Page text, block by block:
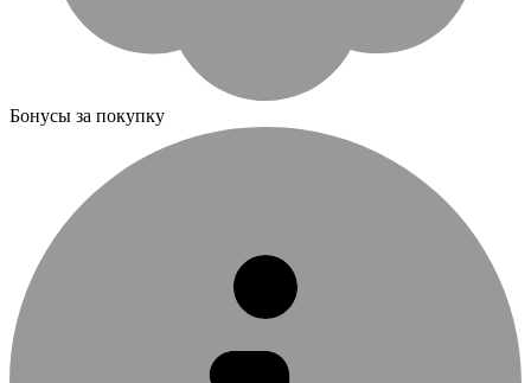
Бонусы за покупку